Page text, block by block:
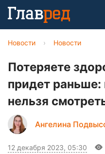
Новости › Новости
Потеряете
придет раньше:
нельзя
Ангелина
12 декабря 2023, 05:30